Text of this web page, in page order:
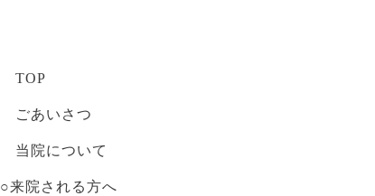
TOP
ごあいさつ
当院について
○来院される方へ